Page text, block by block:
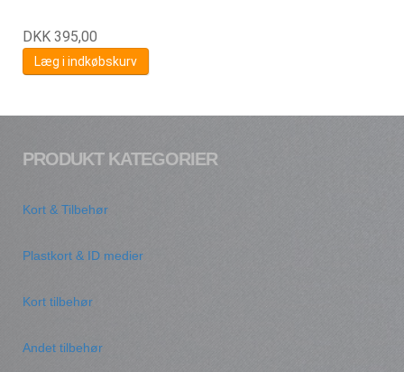
DKK 395,00
Læg i indkøbskurv
PRODUKT KATEGORIER
Kort & Tilbehør
Plastkort & ID medier
Kort tilbehør
Andet tilbehør